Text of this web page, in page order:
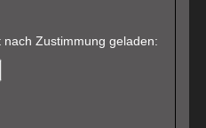
Zustimmung geladen: